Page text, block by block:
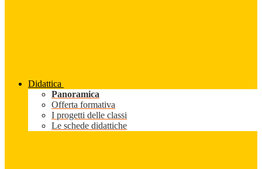
Didattica
Panoramica
Offerta formativa
I progetti delle classi
Le schede didattiche